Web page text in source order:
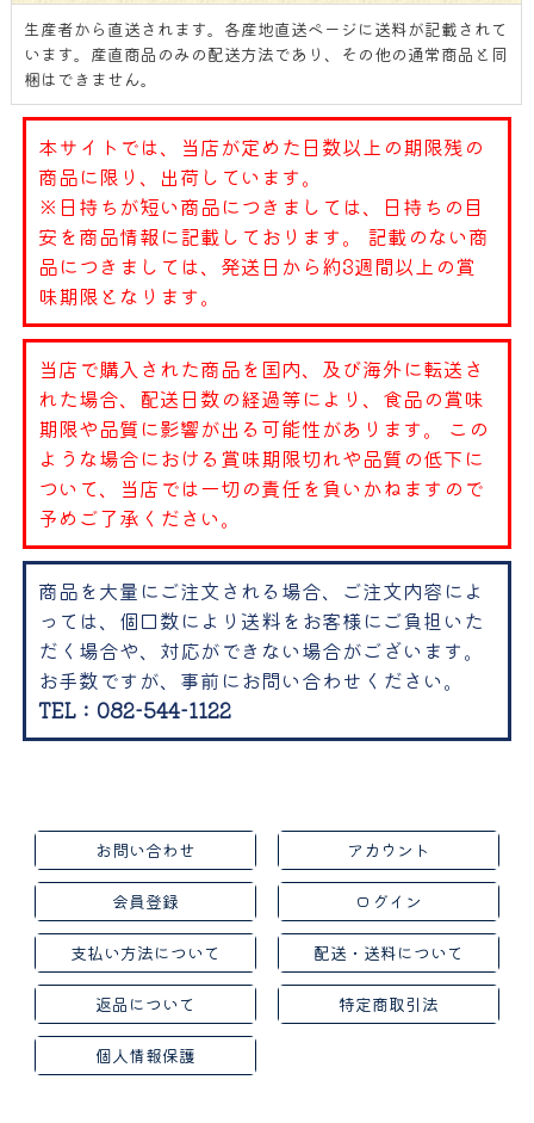
生産者から直送されます。各産地直送ページに送料が記載されて
います。産直商品のみの配送方法であり、その他の通常商品と同
梱はできません。
本サイトでは、当店が定めた日数以上の期限残の
商品に限り、出荷しています。
※日持ちが短い商品につきましては、日持ちの目
安を商品情報に記載しております。 記載のない商
品につきましては、発送日から約3週間以上の賞
味期限となります。
当店で購入された商品を国内、及び海外に転送さ
れた場合、配送日数の経過等により、食品の賞味
期限や品質に影響が出る可能性があります。 この
ような場合における賞味期限切れや品質の低下に
ついて、当店では一切の責任を負いかねますので
予めご了承ください。
商品を大量にご注文される場合、ご注文内容によ
っては、個口数により送料をお客様にご負担いた
だく場合や、対応ができない場合がございます。
お手数ですが、事前にお問い合わせください。
TEL：082-544-1122
お問い合わせ アカウント
会員登録 ログイン
支払い方法について 配送・送料について
返品について 特定商取引法
個人情報保護